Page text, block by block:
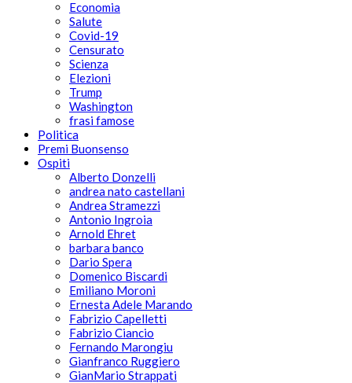
Economia
Salute
Covid-19
Censurato
Scienza
Elezioni
Trump
Washington
frasi famose
Politica
Premi Buonsenso
Ospiti
Alberto Donzelli
andrea nato castellani
Andrea Stramezzi
Antonio Ingroia
Arnold Ehret
barbara banco
Dario Spera
Domenico Biscardi
Emiliano Moroni
Ernesta Adele Marando
Fabrizio Capelletti
Fabrizio Ciancio
Fernando Marongiu
Gianfranco Ruggiero
GianMario Strappati